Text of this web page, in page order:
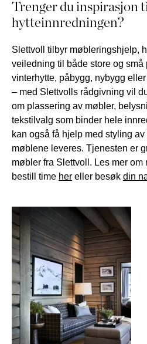
Trenger du inspirasjon
hytteinnredningen?
Slettvoll tilbyr møbleringshjelp,
veiledning til både store og små
vinterhytte, påbygg, nybygg
– med Slettvolls rådgivning vil
om plassering av møbler,
tekstilvalg som binder hele
kan også få hjelp med styling
møblene leveres. Tjenesten er
møbler fra Slettvoll. Les mer
bestill time her eller besøk din